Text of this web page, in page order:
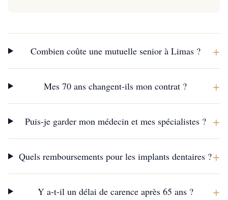
Combien coûte une mutuelle senior à Limas ? +
Mes 70 ans changent-ils mon contrat ? +
Puis-je garder mon médecin et mes spécialistes ? +
Quels remboursements pour les implants dentaires ?+
Y a-t-il un délai de carence après 65 ans ? +